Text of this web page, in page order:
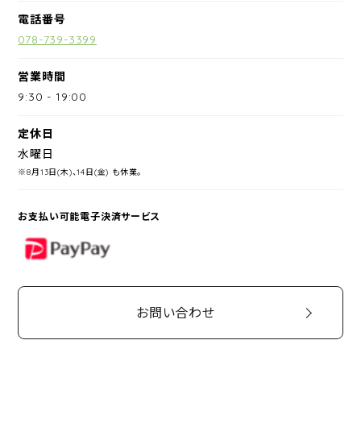
電話番号
078-739-3399
営業時間
9:30 -19:00
定休日
水曜日
※8月13日(木)、14日(金) も休業。
お支払い可能電子決済サービス
PayPay
お問い合わせ